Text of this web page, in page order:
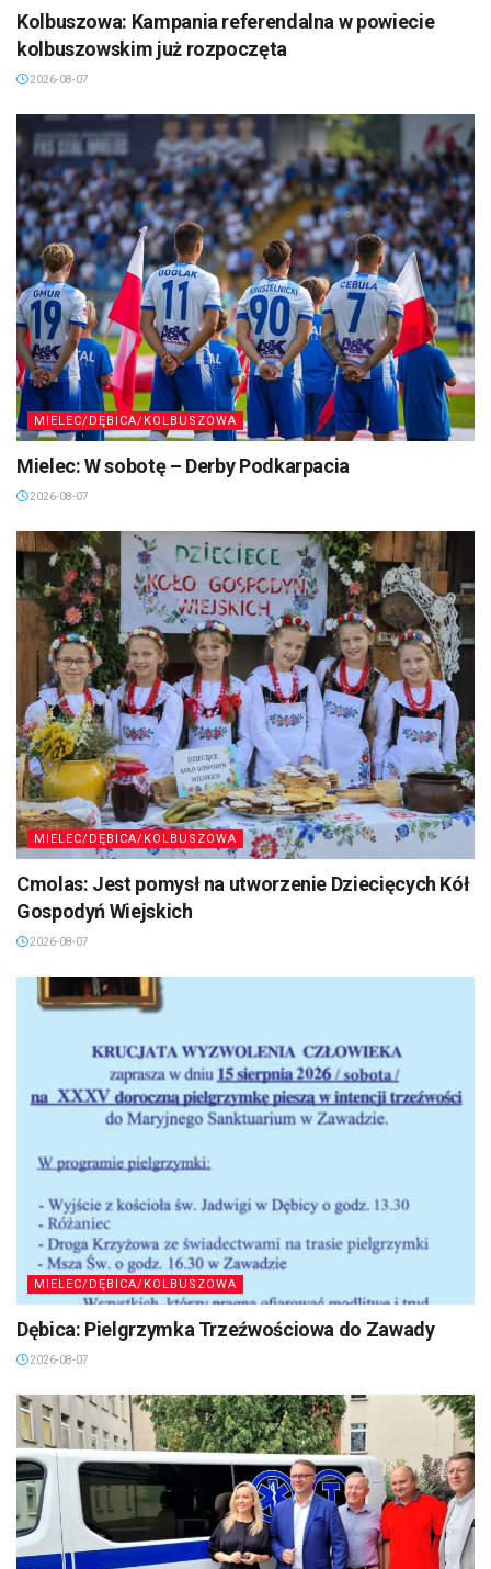
Kolbuszowa: Kampania referendalna w powiecie
kolbuszowskim już rozpoczęta
2026-08-07
MIELEC/DĘBICA/KOLBUSZOWA
Mielec: W sobotę – Derby Podkarpacia
2026-08-07
MIELEC/DĘBICA/KOLBUSZOWA
Cmolas: Jest pomysł na utworzenie Dziecięcych Kół
Gospodyń Wiejskich
2026-08-07
MIELEC/DĘBICA/KOLBUSZOWA
Dębica: Pielgrzymka Trzeźwościowa do Zawady
2026-08-07